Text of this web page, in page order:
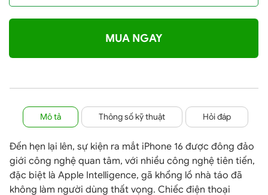
MUA NGAY
Mô tả Thông số kỹ thuật Hỏi đáp
Đến hẹn lại lên, sự kiện ra mắt iPhone 16 được đông đảo
giới công nghệ quan tâm, với nhiều công nghệ tiên tiến,
đặc biệt là Apple Intelligence, gã khổng lồ nhà táo đã
không làm người dùng thất vọng. Chiếc điện thoại